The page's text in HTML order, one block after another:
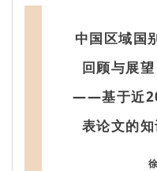
中国区域国
回顾与展
——基于近
表论文的